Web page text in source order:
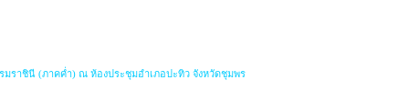
ราชินี (ภาคค่ำ) ณ ห้องประชุมอำเภอปะทิว จังหวัดชุมพร